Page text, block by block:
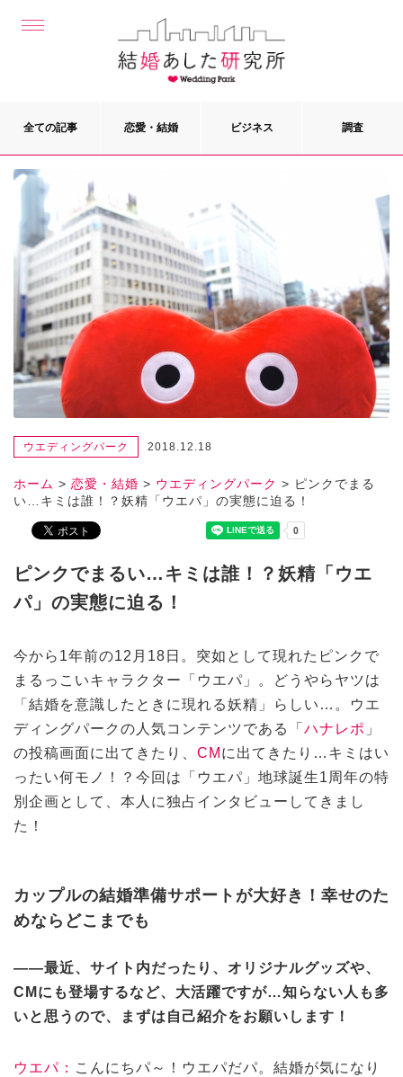
全ての記事 恋愛・結婚 ビジネス 調査
ウエディングパーク 2018.12.18
ホーム > 恋愛・結婚 > ウエディングパーク > ピンクでまる
い…キミは誰！？妖精「ウエパ」の実態に迫る！
ピンクでまるい…キミは誰！？妖精「ウエ
パ」の実態に迫る！
今から1年前の12月18日。突如として現れたピンクで
まるっこいキャラクター「ウエパ」。どうやらヤツは
「結婚を意識したときに現れる妖精」らしい…。ウエ
ディングパークの人気コンテンツである「 ハナレポ 」
の投稿画面に出てきたり、 CM に出てきたり…キミはい
ったい何モノ！？今回は「ウエパ」地球誕生1周年の特
別企画として、本人に独占インタビューしてきまし
た！
カップルの結婚準備サポートが大好き！幸せのた
めならどこまでも
——最近、サイト内だったり、オリジナルグッズや、
CMにも登場するなど、大活躍ですが…知らない人も多
いと思うので、まずは自己紹介をお願いします！
ウエパ： こんにちパ～！ウエパだパ。結婚が気になり